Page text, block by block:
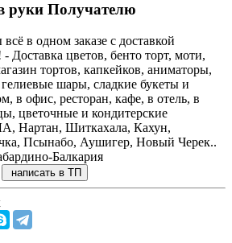
руки Получателю
в одном заказе с доставкой
цветов, бенто торт, моти,
тортов, капкейков, аниматоры,
шары, сладкие букеты и
в офис, ресторан, кафе, в отель, в
цветочные и кондитерские
Нартан, Шиткахала, Кахун,
Псынабо, Аушигер, Новый Черек..
Балкария
написать в ТП